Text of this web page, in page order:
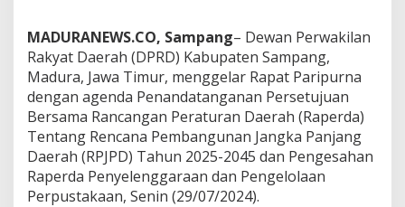
MADURANEWS.CO, Sampang– Dewan Perwakilan
Rakyat Daerah (DPRD) Kabupaten Sampang,
Madura, Jawa Timur, menggelar Rapat Paripurna
dengan agenda Penandatanganan Persetujuan
Bersama Rancangan Peraturan Daerah (Raperda)
Tentang Rencana Pembangunan Jangka Panjang
Daerah (RPJPD) Tahun 2025-2045 dan Pengesahan
Raperda Penyelenggaraan dan Pengelolaan
Perpustakaan, Senin (29/07/2024).